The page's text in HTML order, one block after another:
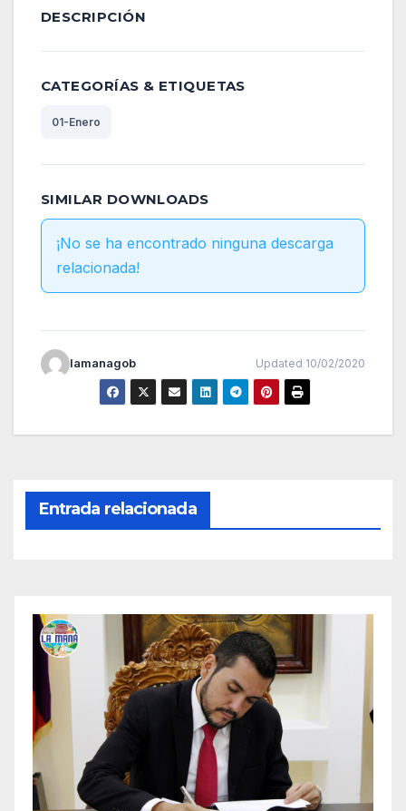
DESCRIPCIÓN
CATEGORÍAS & ETIQUETAS
01-Enero
SIMILAR DOWNLOADS
¡No se ha encontrado ninguna descarga
relacionada!
lamanagob Updated 10/02/2020
Entrada relacionada